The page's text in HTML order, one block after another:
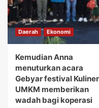
Daerah Ekonomi
Kemudian Anna
menuturkan acara
Gebyar festival Kuliner
UMKM memberikan
wadah bagi koperasi